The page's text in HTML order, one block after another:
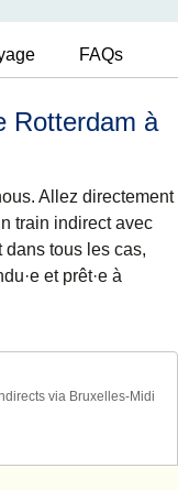
FAQs
Rotterdam à
Allez directement
train indirect avec
tous les cas,
et prêt·e à
via Bruxelles-Midi